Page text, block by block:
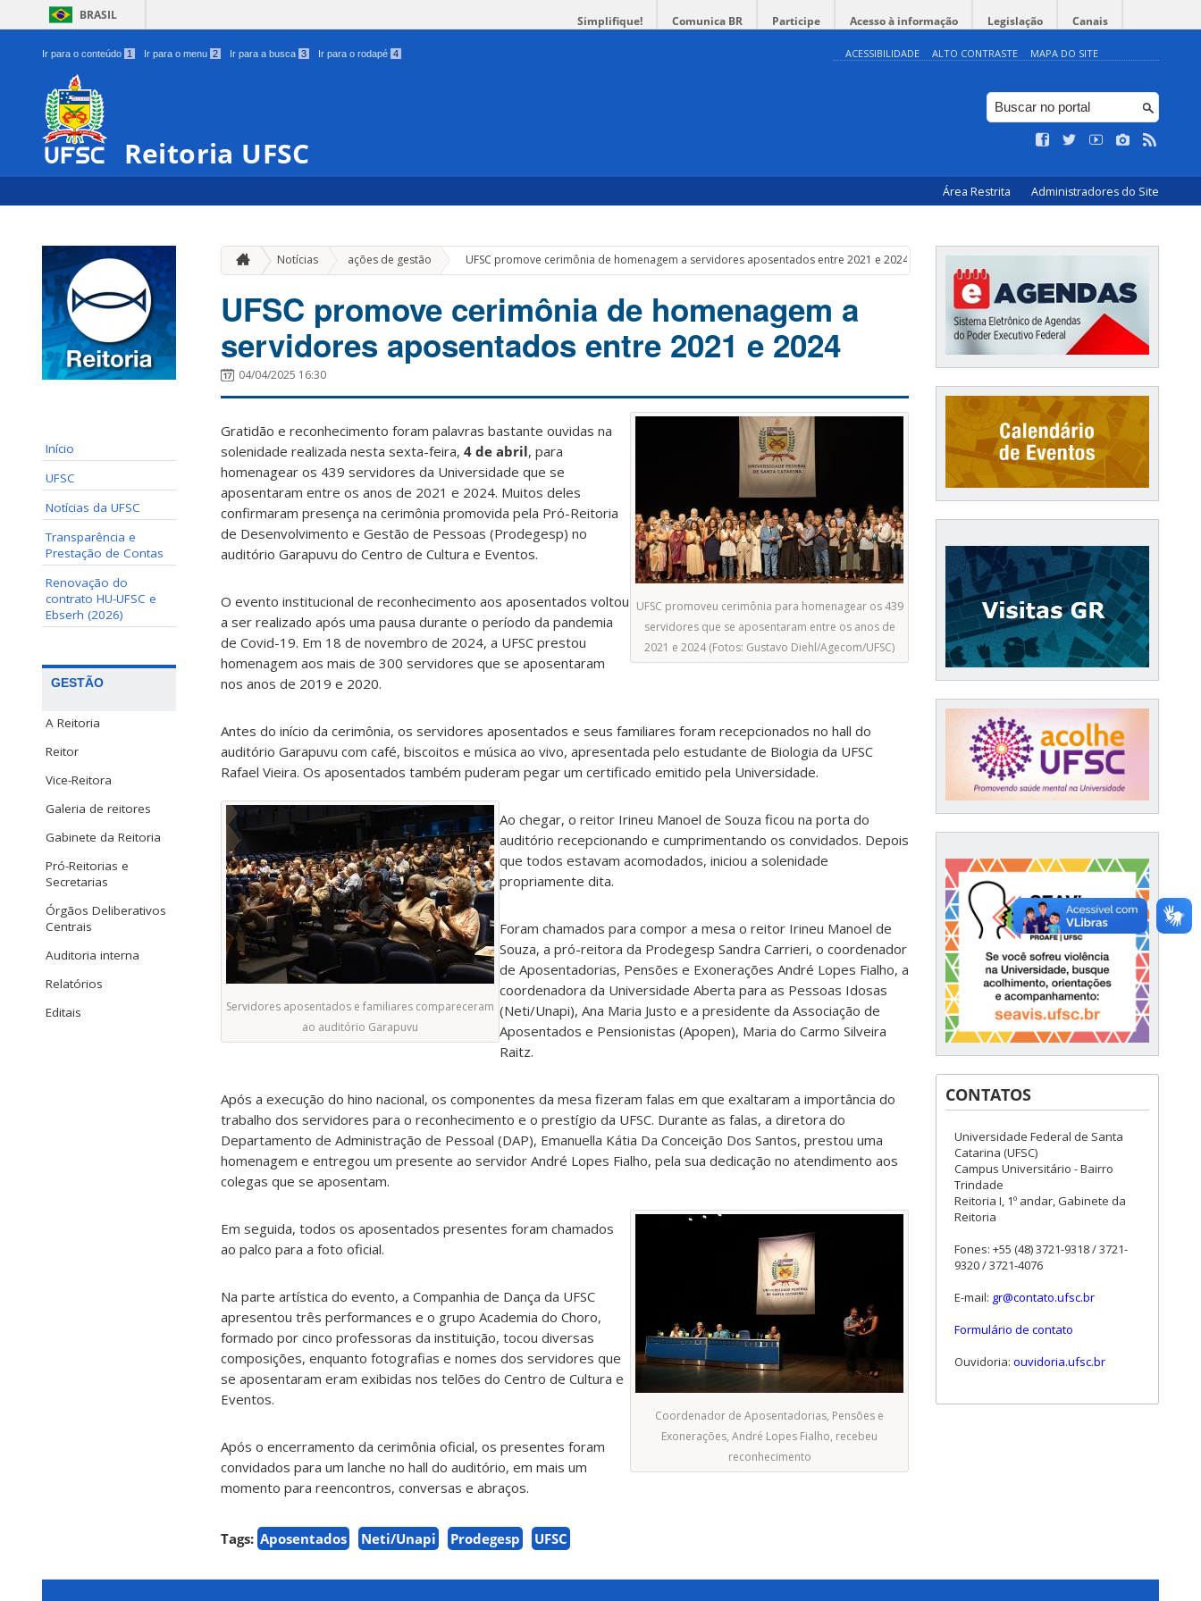
BRASIL Simplifique! Comunica BR Participe Acesso à informação Legislação Canais
Ir para o conteúdo 1 Ir para o menu 2 Ir para a busca 3 Ir para o rodapé 4 ACESSIBILIDADE ALTO CONTRASTE MAPA DO SITE
Reitoria UFSC
Área Restrita Administradores do Site
Início
UFSC
Notícias da UFSC
Transparência e
Prestação de Contas
Renovação do
contrato HU-UFSC e
Ebserh (2026)
GESTÃO
A Reitoria
Reitor
Vice-Reitora
Galeria de reitores
Gabinete da Reitoria
Pró-Reitorias e
Secretarias
Órgãos Deliberativos
Centrais
Auditoria interna
Relatórios
Editais
Notícias ações de gestão » UFSC promove cerimônia de homenagem a servidores aposentados entre 2021 e 2024
UFSC promove cerimônia de homenagem a
servidores aposentados entre 2021 e 2024
04/04/2025 16:30
UFSC promoveu cerimônia para homenagear os 439
servidores que se aposentaram entre os anos de
2021 e 2024 (Fotos: Gustavo Diehl/Agecom/UFSC)
Gratidão e reconhecimento foram palavras bastante ouvidas na
solenidade realizada nesta sexta-feira, 4 de abril, para
homenagear os 439 servidores da Universidade que se
aposentaram entre os anos de 2021 e 2024. Muitos deles
confirmaram presença na cerimônia promovida pela Pró-Reitoria
de Desenvolvimento e Gestão de Pessoas (Prodegesp) no
auditório Garapuvu do Centro de Cultura e Eventos.
O evento institucional de reconhecimento aos aposentados voltou
a ser realizado após uma pausa durante o período da pandemia
de Covid-19. Em 18 de novembro de 2024, a UFSC prestou
homenagem aos mais de 300 servidores que se aposentaram
nos anos de 2019 e 2020.
Antes do início da cerimônia, os servidores aposentados e seus familiares foram recepcionados no hall do
auditório Garapuvu com café, biscoitos e música ao vivo, apresentada pelo estudante de Biologia da UFSC
Rafael Vieira. Os aposentados também puderam pegar um certificado emitido pela Universidade.
Servidores aposentados e familiares compareceram
ao auditório Garapuvu
Ao chegar, o reitor Irineu Manoel de Souza ficou na porta do
auditório recepcionando e cumprimentando os convidados. Depois
que todos estavam acomodados, iniciou a solenidade
propriamente dita.
Foram chamados para compor a mesa o reitor Irineu Manoel de
Souza, a pró-reitora da Prodegesp Sandra Carrieri, o coordenador
de Aposentadorias, Pensões e Exonerações André Lopes Fialho, a
coordenadora da Universidade Aberta para as Pessoas Idosas
(Neti/Unapi), Ana Maria Justo e a presidente da Associação de
Aposentados e Pensionistas (Apopen), Maria do Carmo Silveira
Raitz.
Após a execução do hino nacional, os componentes da mesa fizeram falas em que exaltaram a importância do
trabalho dos servidores para o reconhecimento e o prestígio da UFSC. Durante as falas, a diretora do
Departamento de Administração de Pessoal (DAP), Emanuella Kátia Da Conceição Dos Santos, prestou uma
homenagem e entregou um presente ao servidor André Lopes Fialho, pela sua dedicação no atendimento aos
colegas que se aposentam.
Coordenador de Aposentadorias, Pensões e
Exonerações, André Lopes Fialho, recebeu
reconhecimento
Em seguida, todos os aposentados presentes foram chamados
ao palco para a foto oficial.
Na parte artística do evento, a Companhia de Dança da UFSC
apresentou três performances e o grupo Academia do Choro,
formado por cinco professoras da instituição, tocou diversas
composições, enquanto fotografias e nomes dos servidores que
se aposentaram eram exibidas nos telões do Centro de Cultura e
Eventos.
Após o encerramento da cerimônia oficial, os presentes foram
convidados para um lanche no hall do auditório, em mais um
momento para reencontros, conversas e abraços.
Tags: Aposentados Neti/Unapi Prodegesp UFSC
CONTATOS
Universidade Federal de Santa
Catarina (UFSC)
Campus Universitário - Bairro
Trindade
Reitoria I, 1º andar, Gabinete da
Reitoria
Fones: +55 (48) 3721-9318 / 3721-
9320 / 3721-4076
E-mail: gr@contato.ufsc.br
Formulário de contato
Ouvidoria: ouvidoria.ufsc.br